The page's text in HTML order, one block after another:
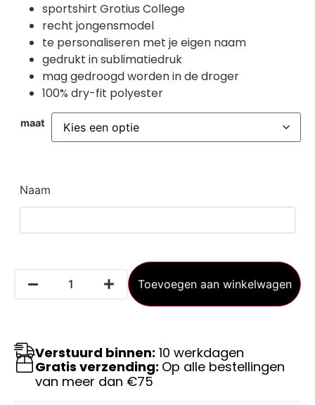
sportshirt Grotius College
recht jongensmodel
te personaliseren met je eigen naam
gedrukt in sublimatiedruk
mag gedroogd worden in de droger
100% dry-fit polyester
maat
Naam
Toevoegen aan winkelwagen
Verstuurd binnen: 10 werkdagen
Gratis verzending: Op alle bestellingen
van meer dan €75